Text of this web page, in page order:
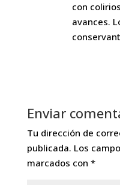
con
avances.
Enviar
Tu dirección de
publicada. Los
marcados con *